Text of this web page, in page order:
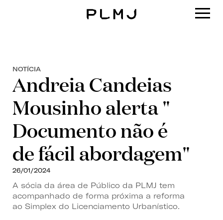
NOTÍCIA
Andreia Candeias
Mousinho alerta "
Documento não é
de fácil abordagem"
26/01/2024
A sócia da área de Público da PLMJ tem
acompanhado de forma próxima a reforma
ao Simplex do Licenciamento Urbanístico.